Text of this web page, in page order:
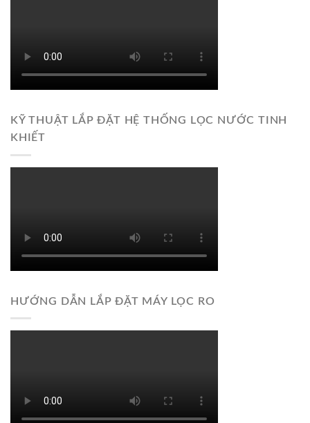
KỸ THUẬT LẮP ĐẶT HỆ THỐNG LỌC NƯỚC TINH
KHIẾT
HƯỚNG DẪN LẮP ĐẶT MÁY LỌC RO